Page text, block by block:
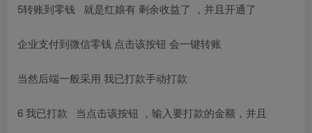
5转账到零钱 就是红娘有 剩余收益了 ，并且开通了
企业支付到微信零钱 点击该按钮 会一键转账
当然后端一般采用 我已打款手动打款
6 我已打款 当点击该按钮 ，输入要打款的金额，并且